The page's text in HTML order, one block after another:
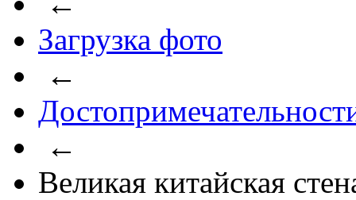
Загрузка фото
←
←
Великая китайская